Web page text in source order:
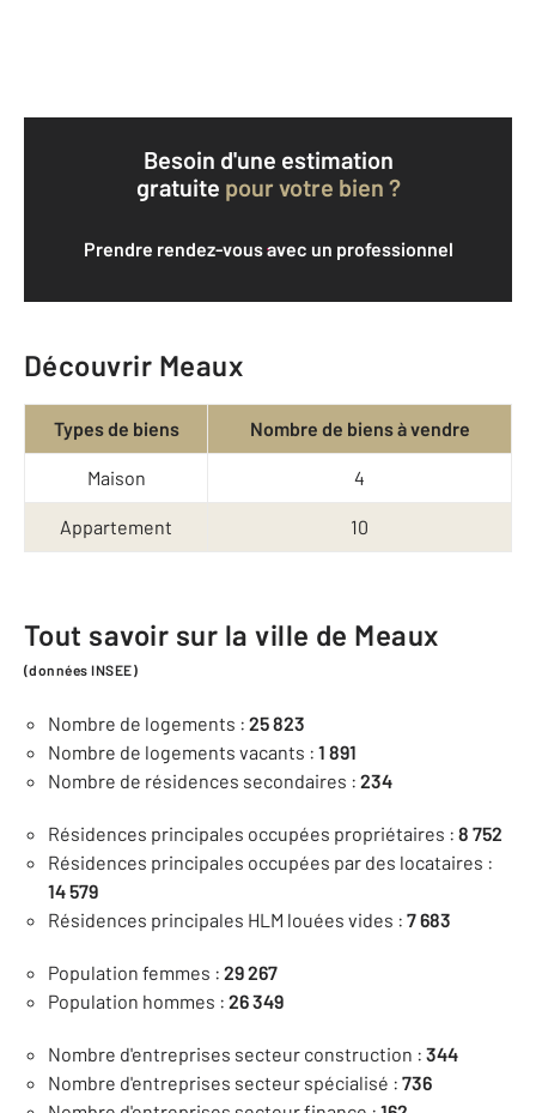
Besoin d'une estimation
gratuite pour votre bien ?
Prendre rendez-vous avec un professionnel
Découvrir Meaux
Types de biens Nombre de biens à vendre
Maison 4
Appartement 10
Tout savoir sur la ville de Meaux
(données INSEE)
Nombre de logements : 25 823
Nombre de logements vacants : 1 891
Nombre de résidences secondaires : 234
Résidences principales occupées propriétaires : 8 752
Résidences principales occupées par des locataires :
14 579
Résidences principales HLM louées vides : 7 683
Population femmes : 29 267
Population hommes : 26 349
Nombre d'entreprises secteur construction : 344
Nombre d'entreprises secteur spécialisé : 736